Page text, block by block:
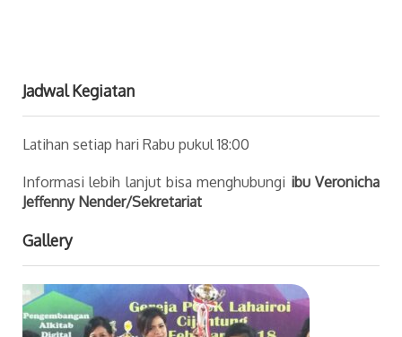
Jadwal Kegiatan
Latihan setiap hari Rabu pukul 18:00
Informasi lebih lanjut bisa menghubungi ibu Veronicha
Jeffenny Nender/Sekretariat
Gallery